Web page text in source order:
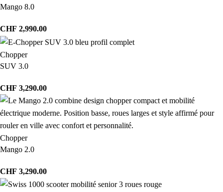
Mango 8.0
CHF 2,990.00
Chopper
SUV 3.0
CHF 3,290.00
Chopper
Mango 2.0
CHF 3,290.00